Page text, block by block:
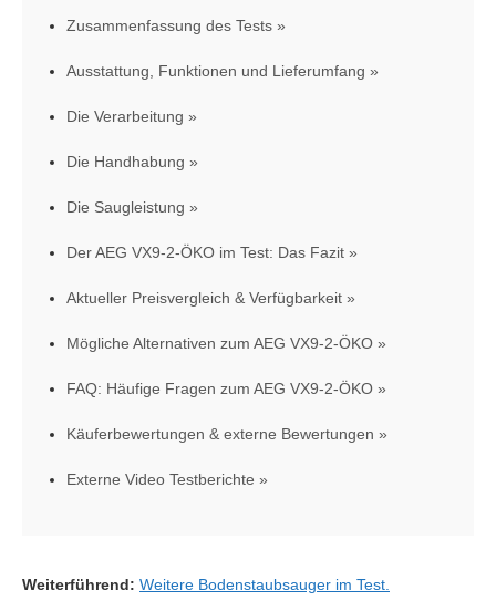
Zusammenfassung des Tests
Ausstattung, Funktionen und Lieferumfang
Die Verarbeitung
Die Handhabung
Die Saugleistung
Der AEG VX9-2-ÖKO im Test: Das Fazit
Aktueller Preisvergleich & Verfügbarkeit
Mögliche Alternativen zum AEG VX9-2-ÖKO
FAQ: Häufige Fragen zum AEG VX9-2-ÖKO
Käuferbewertungen & externe Bewertungen
Externe Video Testberichte
Weiterführend: Weitere Bodenstaubsauger im Test.